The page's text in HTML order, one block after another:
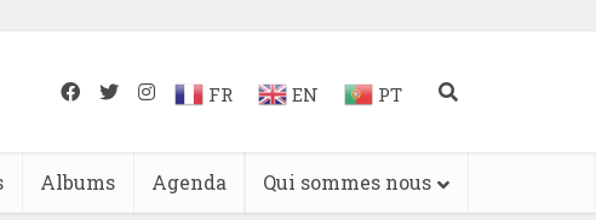
FR EN PT
Albums Agenda Qui sommes nous